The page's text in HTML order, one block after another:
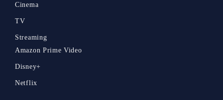
Cinema
TV
Streaming
Amazon Prime Video
Disney+
Netflix